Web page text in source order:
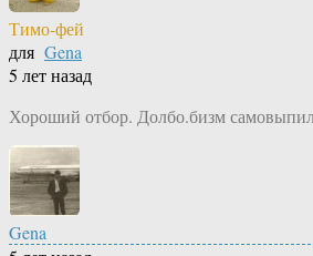
Тимо-фей
для Gena
5 лет назад
Хороший отбор. Долбо.бизм
Gena